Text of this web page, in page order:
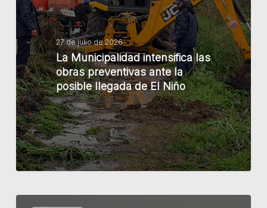
las
obras
preventivas
ante
la
posible
llegada
de
El
Niño
27 de julio de 2026
La Municipalidad intensifica las
obras preventivas ante la
posible llegada de El Niño